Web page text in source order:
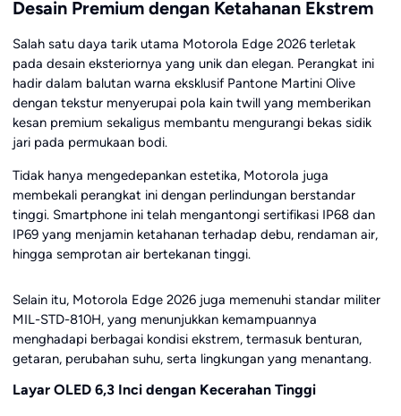
Desain Premium dengan Ketahanan Ekstrem
Salah satu daya tarik utama Motorola Edge 2026 terletak
pada desain eksteriornya yang unik dan elegan. Perangkat ini
hadir dalam balutan warna eksklusif Pantone Martini Olive
dengan tekstur menyerupai pola kain twill yang memberikan
kesan premium sekaligus membantu mengurangi bekas sidik
jari pada permukaan bodi.
Tidak hanya mengedepankan estetika, Motorola juga
membekali perangkat ini dengan perlindungan berstandar
tinggi. Smartphone ini telah mengantongi sertifikasi IP68 dan
IP69 yang menjamin ketahanan terhadap debu, rendaman air,
hingga semprotan air bertekanan tinggi.
Selain itu, Motorola Edge 2026 juga memenuhi standar militer
MIL-STD-810H, yang menunjukkan kemampuannya
menghadapi berbagai kondisi ekstrem, termasuk benturan,
getaran, perubahan suhu, serta lingkungan yang menantang.
Layar OLED 6,3 Inci dengan Kecerahan Tinggi